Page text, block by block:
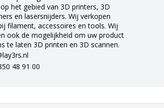
het gebied van 3D printers, 3D
en lasersnijders. Wij verkopen
filament, accessoires en tools. Wij
ook de mogelijkheid om uw product
te laten 3D printen en 3D scannen.
48 91 00